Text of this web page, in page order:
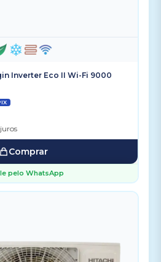
Inverter Eco II Wi-Fi 9000
Comprar
pelo WhatsApp